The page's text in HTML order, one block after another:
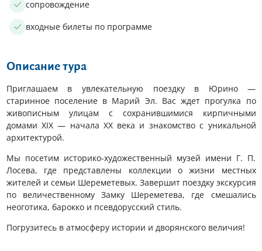
сопровождение
входные билеты по программе
Описание тура
Приглашаем в увлекательную поездку в Юрино —
старинное поселение в Марий Эл. Вас ждет прогулка по
живописным улицам с сохранившимися кирпичными
домами XIX — начала XX века и знакомство с уникальной
архитектурой.
Мы посетим историко-художественный музей имени Г. П.
Лосева, где представлены коллекции о жизни местных
жителей и семьи Шереметевых. Завершит поездку экскурсия
по величественному Замку Шереметева, где смешались
неоготика, барокко и псевдорусский стиль.
Погрузитесь в атмосферу истории и дворянского величия!